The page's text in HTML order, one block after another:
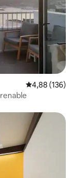
Évaluation
4,88 (136)